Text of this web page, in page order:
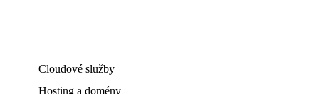
Cloudové služby
Hosting a domény